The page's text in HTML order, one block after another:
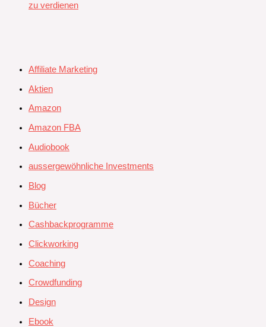
zu verdienen
Affiliate Marketing
Aktien
Amazon
Amazon FBA
Audiobook
aussergewöhnliche Investments
Blog
Bücher
Cashbackprogramme
Clickworking
Coaching
Crowdfunding
Design
Ebook